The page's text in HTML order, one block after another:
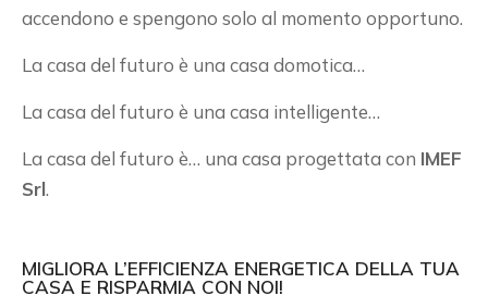
accendono e spengono solo al momento opportuno.
La casa del futuro è una casa domotica…
La casa del futuro è una casa intelligente…
La casa del futuro è… una casa progettata con IMEF
Srl.
MIGLIORA L’EFFICIENZA ENERGETICA DELLA TUA
CASA E RISPARMIA CON NOI!